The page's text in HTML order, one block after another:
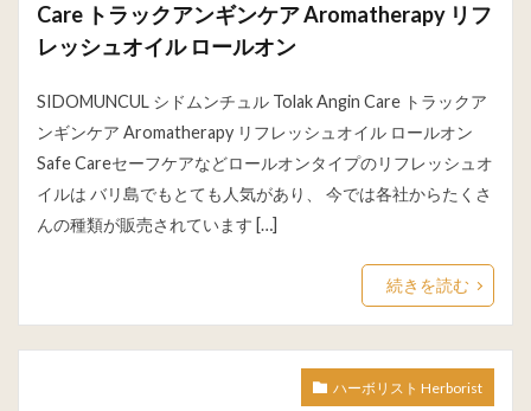
Care トラックアンギンケア Aromatherapy リフ
レッシュオイル ロールオン
SIDOMUNCUL シドムンチュル Tolak Angin Care トラックア
ンギンケア Aromatherapy リフレッシュオイル ロールオン
Safe Careセーフケアなどロールオンタイプのリフレッシュオ
イルは バリ島でもとても人気があり、 今では各社からたくさ
んの種類が販売されています […]
続きを読む
ハーボリスト Herborist